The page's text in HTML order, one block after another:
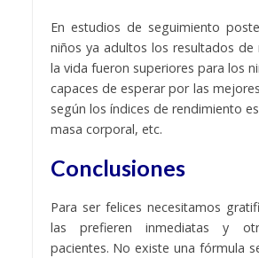
En estudios de seguimiento
niños ya adultos los resultados de
la vida fueron superiores para los
capaces de esperar por las
según los índices de rendimiento
masa corporal, etc.
Conclusiones
Para ser felices necesitamos
las prefieren inmediatas y
pacientes. No existe una fórmula